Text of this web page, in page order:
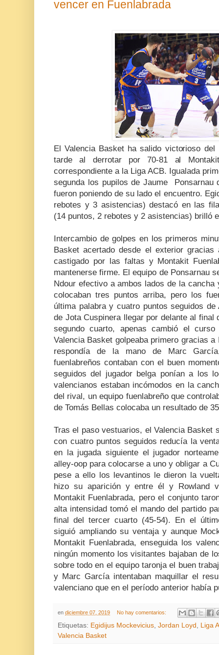
vencer en Fuenlabrada
El Valencia Basket ha salido victorioso del
tarde al derrotar por 70-81 al
correspondiente a la Liga ACB. Igualada
segunda los pupilos de Jaume Ponsarnau
fueron poniendo de su lado el encuentro.
rebotes y 3 asistencias) destacó en las
(14 puntos, 2 rebotes y 2 asistencias) brilló
Intercambio de golpes en los primeros
Basket acertado desde el exterior
castigado por las faltas y Montakit
mantenerse firme. El equipo de Ponsarnau
Ndour efectivo a ambos lados de la
colocaban tres puntos arriba, pero los
última palabra y cuatro puntos seguidos
de Jota Cuspinera llegar por delante al final
segundo cuarto, apenas cambió el
Valencia Basket golpeaba primero gracias
respondía de la mano de Marc
fuenlabreños contaban con el buen
seguidos del jugador belga ponían a los
valencianos estaban incómodos en la
del rival, un equipo fuenlabreño que
de Tomás Bellas colocaba un resultado de
Tras el paso vestuarios, el Valencia Basket
con cuatro puntos seguidos reducía la
en la jugada siguiente el jugador
alley-oop para colocarse a uno y obligar a
pese a ello los levantinos le dieron la
hizo su aparición y entre él y Rowland
Montakit Fuenlabrada, pero el conjunto
alta intensidad tomó el mando del partido
final del tercer cuarto (45-54). En el
siguió ampliando su ventaja y aunque
Montakit Fuenlabrada, enseguida los
ningún momento los visitantes bajaban de
sobre todo en el equipo taronja el buen
y Marc García intentaban maquillar el
valenciano que en el período anterior había
en diciembre 07, 2019 No hay comentarios:
Etiquetas: Egidijus Mockevicius, Jordan Loyd , Liga
Valencia Basket